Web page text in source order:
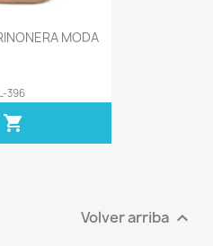
MODA
L-396
shopping_cart
Volver arriba 